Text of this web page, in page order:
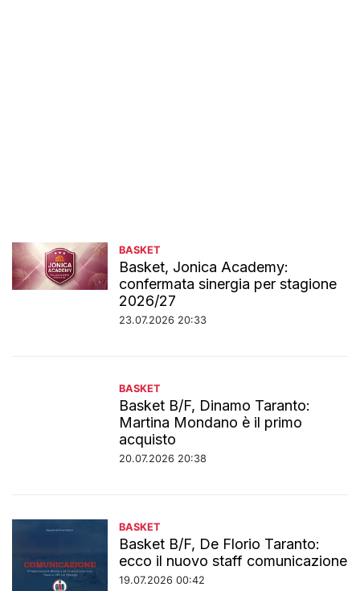
BASKET
Basket, Jonica Academy:
confermata sinergia per stagione
2026/27
23.07.2026 20:33
BASKET
Basket B/F, Dinamo Taranto:
Martina Mondano è il primo
acquisto
20.07.2026 20:38
BASKET
Basket B/F, De Florio Taranto:
ecco il nuovo staff comunicazione
19.07.2026 00:42